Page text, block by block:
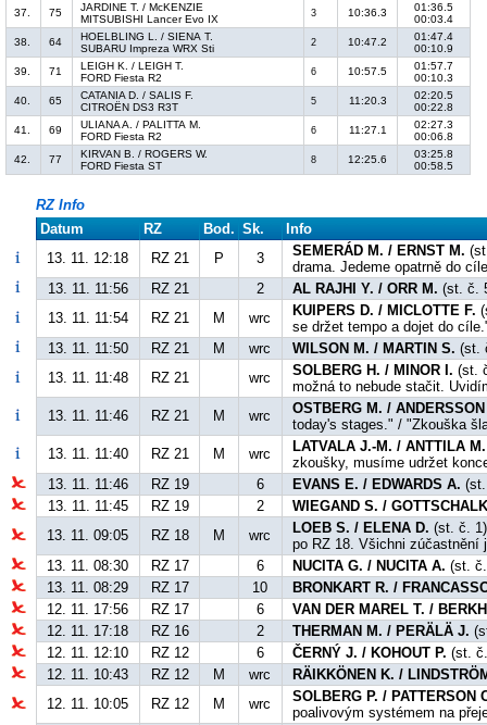
37.
75
JARDINE T. / McKENZIE
MITSUBISHI Lancer Evo IX
3 10:36.3
01:36.5
00:03.4
38.
64
HOELBLING L. / SIENA T.
SUBARU Impreza WRX Sti
2 10:47.2
01:47.4
00:10.9
39.
71
LEIGH K. / LEIGH T.
FORD Fiesta R2
6 10:57.5
01:57.7
00:10.3
40.
65
CATANIA D. / SALIS F.
CITROËN DS3 R3T
5 11:20.3
02:20.5
00:22.8
41.
69
ULIANA A. / PALITTA M.
FORD Fiesta R2
6 11:27.1
02:27.3
00:06.8
42.
77
KIRVAN B. / ROGERS W.
FORD Fiesta ST
8 12:25.6
03:25.8
00:58.5
RZ Info
Datum
RZ Bod. Sk.
Info
13. 11. 12:18
RZ 21 P 3 SEMERÁD M. / ERNST M.
drama. Jedeme opatrně do
13. 11. 11:56
RZ 21 2 AL RAJHI Y. / ORR M. (st. č.
13. 11. 11:54
RZ 21 M wrc KUIPERS D. / MICLOTTE F.
se držet tempo a dojet do
13. 11. 11:50
RZ 21 M wrc WILSON M. / MARTIN S. (st.
13. 11. 11:48
RZ 21 wrc SOLBERG H. / MINOR I. (st.
možná to nebude stačit.
13. 11. 11:46
RZ 21 M wrc
OSTBERG M. /
today's stages." / "Zkouška
13. 11. 11:40
RZ 21 M wrc LATVALA J.-M. / ANTTILA M.
zkoušky, musíme udržet
13. 11. 11:46
RZ 19 6 EVANS E. / EDWARDS A.
13. 11. 11:45
RZ 19 2
WIEGAND S. /
13. 11. 09:05
RZ 18 M wrc LOEB S. / ELENA D. (st. č.
po RZ 18. Všichni zúčastnění
13. 11. 08:30
RZ 17 6 NUCITA G. / NUCITA A. (st.
13. 11. 08:29
RZ 17 10
BRONKART R. /
12. 11. 17:56
RZ 17 6
VAN DER MAREL T. /
12. 11. 17:18
RZ 16 2 THERMAN M. / PERÄLÄ J.
12. 11. 12:10
RZ 12 6 ČERNÝ J. / KOHOUT P. (st.
12. 11. 10:43
RZ 12 M wrc
RÄIKKÖNEN K. /
12. 11. 10:05
RZ 12 M wrc
SOLBERG P. / PATTERSON
poalivovým systémem na